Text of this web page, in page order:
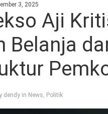
3, 2025
Aji
Belanja
dendy in News, Politik